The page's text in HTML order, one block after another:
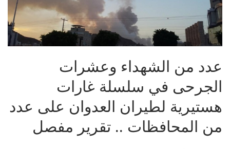
عدد من الشهداء وعشرات
الجرحى في سلسلة غارات
هستيرية لطيران العدوان على عدد
من المحافظات .. تقرير مفصل